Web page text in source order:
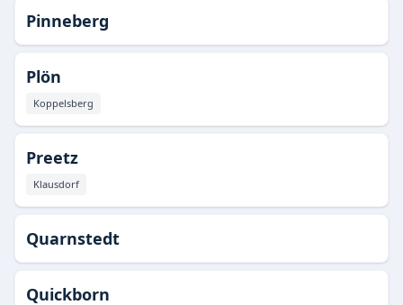
Pinneberg
Plön
Koppelsberg
Preetz
Klausdorf
Quarnstedt
Quickborn